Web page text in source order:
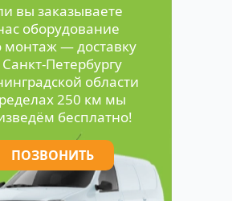
вы заказываете
оборудование
монтаж — доставку
Петербургу
области
250 км мы
бесплатно!
ПОЗВОНИТЬ